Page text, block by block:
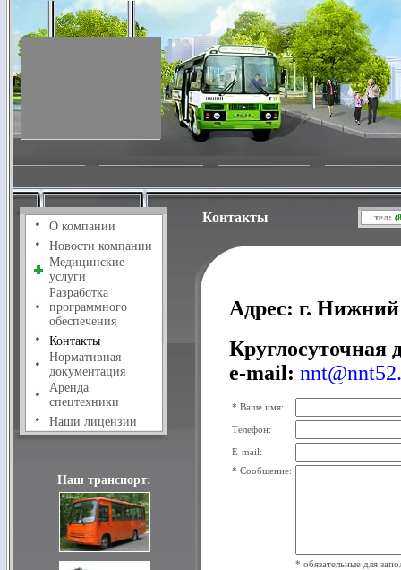
О компании
Новости компании
Медицинские
услуги
Разработка
программного
обеспечения
Контакты
Нормативная
документация
Аренда
спецтехники
Наши лицензии
Наш транспорт:
Контакты тел:
Адрес: г. Нижний
Круглосуточная
e-mail:
* Ваше имя:
Телефон:
E-mail:
* Сообщение:
* обязательные для